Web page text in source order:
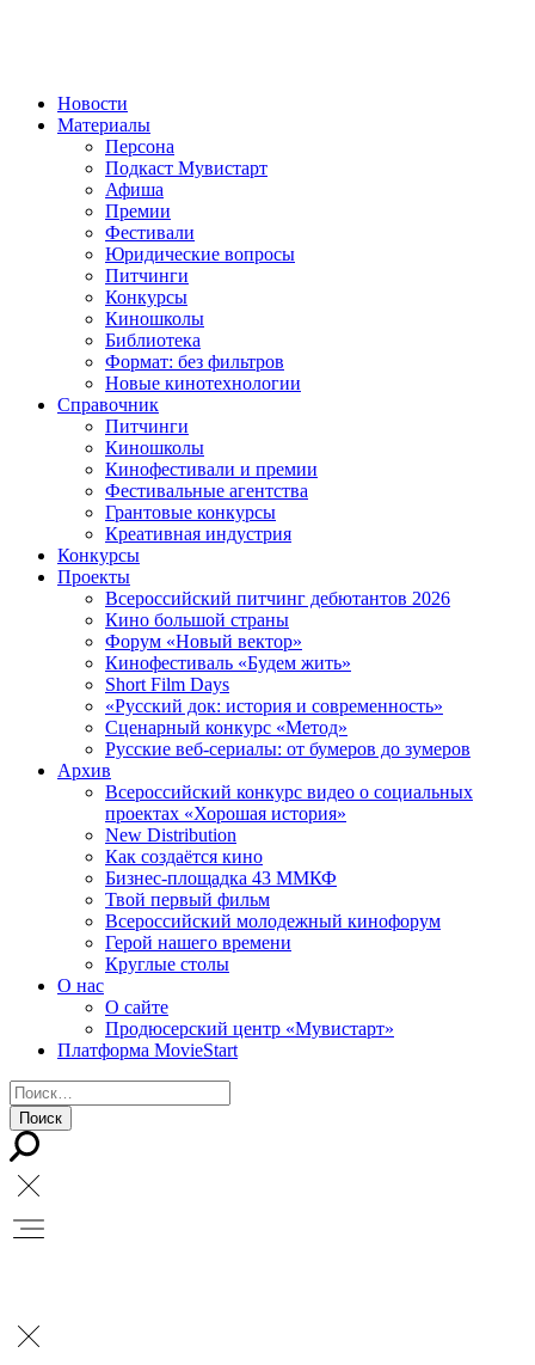
Новости
Материалы
Персона
Подкаст Мувистарт
Афиша
Премии
Фестивали
Юридические вопросы
Питчинги
Конкурсы
Киношколы
Библиотека
Формат: без фильтров
Новые кинотехнологии
Справочник
Питчинги
Киношколы
Кинофестивали и премии
Фестивальные агентства
Грантовые конкурсы
Креативная индустрия
Конкурсы
Проекты
Всероссийский питчинг дебютантов 2026
Кино большой страны
Форум «Новый вектор»
Кинофестиваль «Будем жить»
Short Film Days
«Русский док: история и современность»
Сценарный конкурс «Метод»
Русские веб-сериалы: от бумеров до зумеров
Архив
Всероссийский конкурс видео о социальных
проектах «Хорошая история»
New Distribution
Как создаётся кино
Бизнес-площадка 43 ММКФ
Твой первый фильм
Всероссийский молодежный кинофорум
Герой нашего времени
Круглые столы
О нас
О сайте
Продюсерский центр «Мувистарт»
Платформа MovieStart